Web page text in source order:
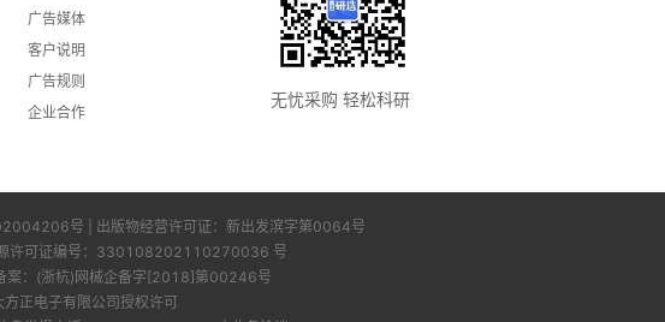
广告媒体
客户说明
广告规则
企业合作
无忧采购 轻松科研
号 | 出版物经营许可证： 新出发滨字第0064号
许可证编号：
330108202110270036 号
案：(浙杭)网械企备字[2018]第00246号
正电子有限公司授权许可